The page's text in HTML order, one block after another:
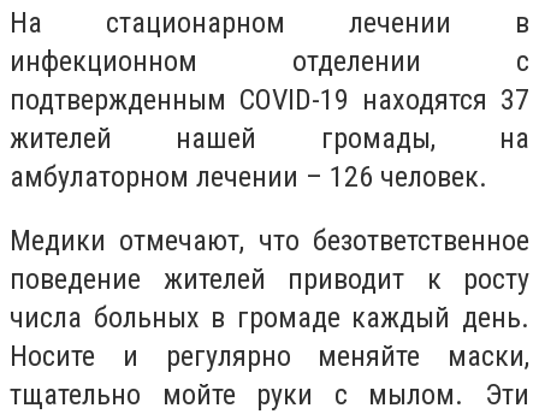
На стационарном лечении в
инфекционном отделении с
подтвержденным COVID-19 находятся 37
жителей нашей громады, на
амбулаторном лечении – 126 человек.
Медики отмечают, что безответственное
поведение жителей приводит к росту
числа больных в громаде каждый день.
Носите и регулярно меняйте маски,
тщательно мойте руки с мылом. Эти